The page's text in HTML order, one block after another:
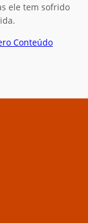
ele tem sofrido
Conteúdo